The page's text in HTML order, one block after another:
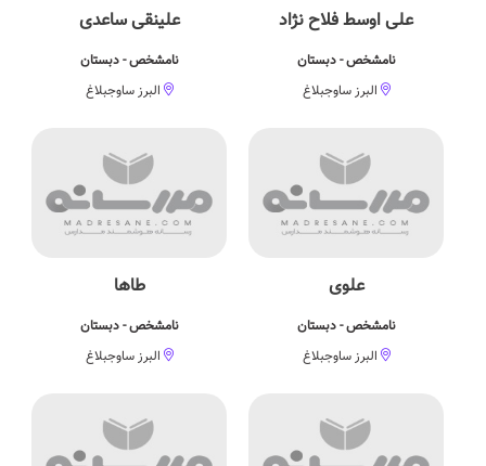
علی اوسط فلاح نژاد
نامشخص - دبستان
البرز ساوجبلاغ
علینقی ساعدی
نامشخص - دبستان
البرز ساوجبلاغ
علوی
نامشخص - دبستان
البرز ساوجبلاغ
طاها
نامشخص - دبستان
البرز ساوجبلاغ